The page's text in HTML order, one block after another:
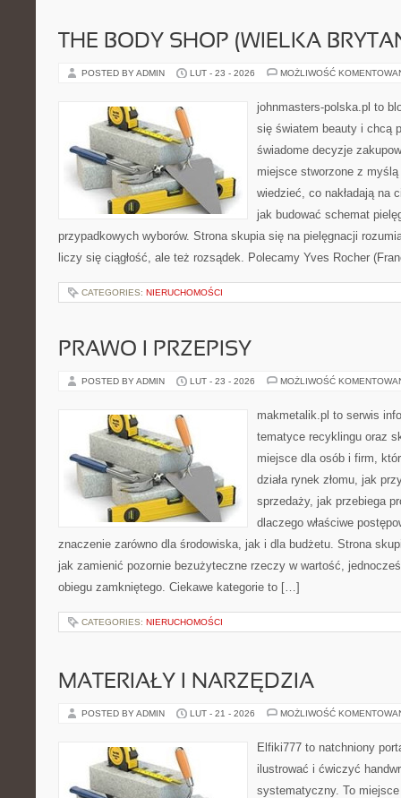
THE BODY SHOP (WIELKA
POSTED BY ADMIN LUT - 23 - 2026 MOŻLIWOŚĆ
johnmasters-polska.pl to
się światem beauty i chcą
świadome decyzje
miejsce stworzone z
wiedzieć, co nakładają na
jak budować schemat
przypadkowych wyborów. Strona skupia się na pielęgnacji
liczy się ciągłość, ale też rozsądek. Polecamy Yves Rocher
CATEGORIES: NIERUCHOMOŚCI
PRAWO I PRZEPISY
POSTED BY ADMIN LUT - 23 - 2026 MOŻLIWOŚĆ
makmetalik.pl to serwis
tematyce recyklingu oraz
miejsce dla osób i firm,
działa rynek złomu, jak
sprzedaży, jak przebiega
dlaczego właściwe
znaczenie zarówno dla środowiska, jak i dla budżetu. Strona
jak zamienić pozornie bezużyteczne rzeczy w wartość,
obiegu zamkniętego. Ciekawe kategorie to […]
CATEGORIES: NIERUCHOMOŚCI
MATERIAŁY I NARZĘDZIA
POSTED BY ADMIN LUT - 21 - 2026 MOŻLIWOŚĆ
Elfiki777 to natchniony
ilustrować i ćwiczyć
systematyczny. To